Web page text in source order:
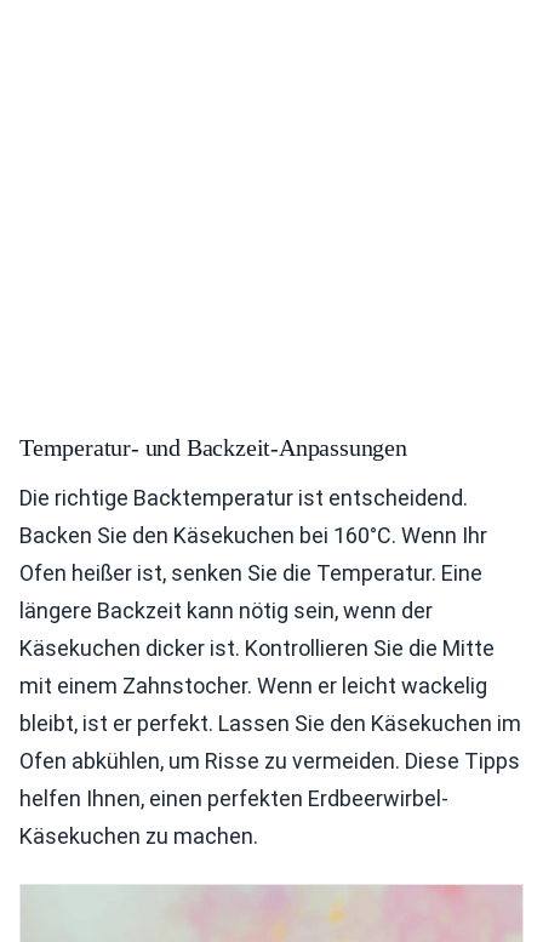
Temperatur- und Backzeit-Anpassungen
Die richtige Backtemperatur ist entscheidend.
Backen Sie den Käsekuchen bei 160°C. Wenn Ihr
Ofen heißer ist, senken Sie die Temperatur. Eine
längere Backzeit kann nötig sein, wenn der
Käsekuchen dicker ist. Kontrollieren Sie die Mitte
mit einem Zahnstocher. Wenn er leicht wackelig
bleibt, ist er perfekt. Lassen Sie den Käsekuchen im
Ofen abkühlen, um Risse zu vermeiden. Diese Tipps
helfen Ihnen, einen perfekten Erdbeerwirbel-
Käsekuchen zu machen.